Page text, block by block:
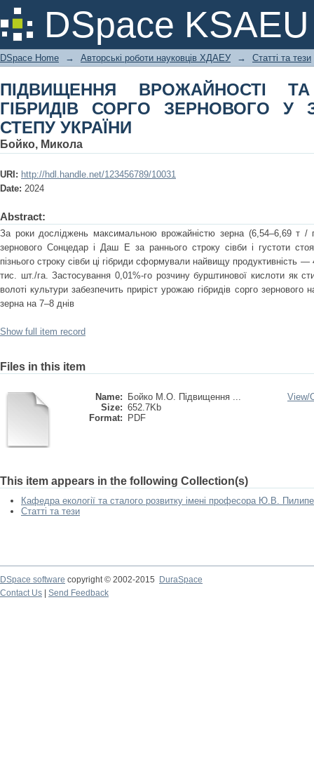
DSpace KSAEU
ПІДВИЩЕННЯ ВРОЖАЙНОСТІ ТА
У ЗОНІ ПІВДЕННОГО СТЕПУ УКРАЇНИ
DSpace Home → Авторські роботи науковців ХДАЕУ → Статті та тези
ПІДВИЩЕННЯ ВРОЖАЙНОСТІ
ГІБРИДІВ СОРГО ЗЕРНОВОГО У
СТЕПУ УКРАЇНИ
Бойко, Микола
URI: http://hdl.handle.net/123456789/10031
Date: 2024
Abstract:
За роки досліджень максимальною врожайністю зерна (6,54–6,69 т /
зернового Сонцедар і Даш Е за раннього строку сівби і густоти
пізнього строку сівби ці гібриди сформували найвищу продуктивність
тис. шт./га. Застосування 0,01%-го розчину бурштинової кислоти як
волоті культури забезпечить приріст урожаю гібридів сорго
зерна на 7–8 днів
Show full item record
Files in this item
Name:
Бойко М.О. Підвищення ...
Size: 652.7Kb
Format:
PDF
View/
This item appears in the following Collection(s)
Кафедра екології та сталого розвитку імені професора Ю.В.
Статті та тези
DSpace software copyright © 2002-2015
DuraSpace
Contact Us
Send Feedback